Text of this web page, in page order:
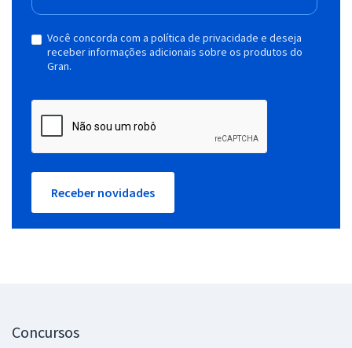
Você concorda com a política de privacidade e deseja
receber informações adicionais sobre os produtos do
Gran.
Receber novidades
Concursos